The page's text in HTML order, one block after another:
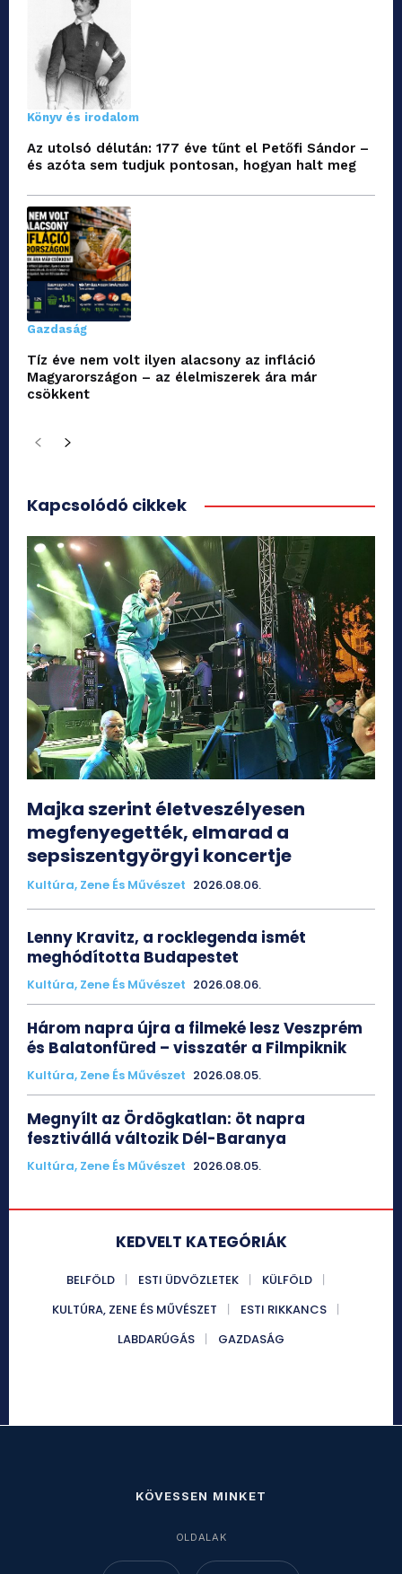
Könyv és irodalom
Az utolsó délután: 177 éve tűnt el Petőfi Sándor –
és azóta sem tudjuk pontosan, hogyan halt meg
Gazdaság
Tíz éve nem volt ilyen alacsony az infláció
Magyarországon – az élelmiszerek ára már
csökkent
Kapcsolódó cikkek
Majka szerint életveszélyesen
megfenyegették, elmarad a
sepsiszentgyörgyi koncertje
Kultúra, Zene És Művészet 2026.08.06.
Lenny Kravitz, a rocklegenda ismét
meghódította Budapestet
Kultúra, Zene És Művészet 2026.08.06.
Három napra újra a filmeké lesz Veszprém
és Balatonfüred – visszatér a Filmpiknik
Kultúra, Zene És Művészet 2026.08.05.
Megnyílt az Ördögkatlan: öt napra
fesztivállá változik Dél-Baranya
Kultúra, Zene És Művészet 2026.08.05.
KEDVELT KATEGÓRIÁK
BELFÖLD ESTI ÜDVÖZLETEK
KÜLFÖLD
KULTÚRA, ZENE ÉS MŰVÉSZET
ESTI RIKKANCS
LABDARÚGÁS
GAZDASÁG
KÖVESSEN MINKET
OLDALAK